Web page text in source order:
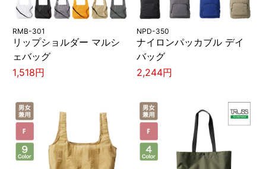
RMB-301
リップショルダー マルシ
ェバッグ
1,518円
NPD-350
ナイロンパッカブル デイ
バッグ
2,244円